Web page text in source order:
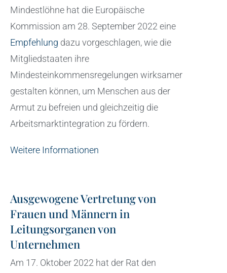
Mindestlöhne hat die Europäische
Kommission am 28. September 2022 eine
Empfehlung dazu vorgeschlagen, wie die
Mitgliedstaaten ihre
Mindesteinkommensregelungen wirksamer
gestalten können, um Menschen aus der
Armut zu befreien und gleichzeitig die
Arbeitsmarktintegration zu fördern.
Weitere Informationen
Ausgewogene Vertretung von
Frauen und Männern in
Leitungsorganen von
Unternehmen
Am 17. Oktober 2022 hat der Rat den